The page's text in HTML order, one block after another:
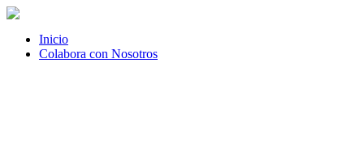
Inicio
Colabora con Nosotros